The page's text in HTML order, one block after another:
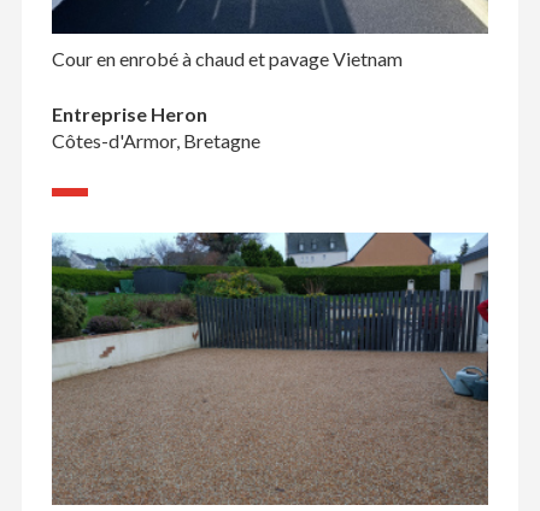
Cour en enrobé à chaud et pavage Vietnam
Entreprise Heron
Côtes-d'Armor, Bretagne